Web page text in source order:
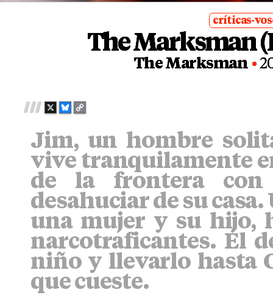
posted
in
críticas-
The Marksman
The Marksman
X
B
E
S
K
C
Y
L
I
N
K
Jim, un hombre
vive tranquilamente
de la frontera
desahuciar de su casa.
una mujer y su hijo,
narcotraficantes. Él
niño y llevarlo hasta
que cueste.